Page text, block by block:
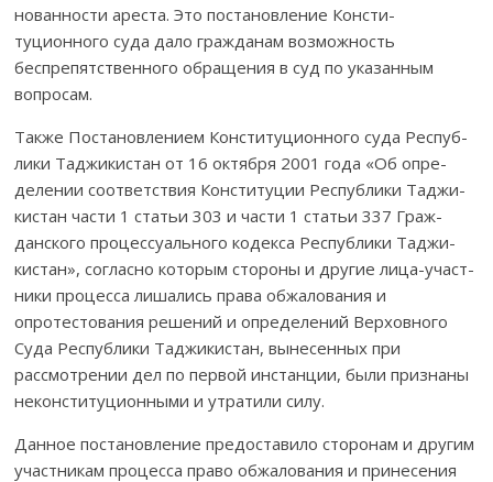
нованности ареста. Это постановление Консти­
туционного су­­да да­ло гражданам возможность
беспрепятственного об­ра­­щения в суд по ука­за­н­ным
вопросам.
Также Постановлением Конституционного суда Рес­пуб­
лики Тад­жи­­кистан от 16 октября 2001 года «Об опре­
делении соответствия Конс­титуции Республики Таджи­
кис­тан части 1 статьи 303 и части 1 статьи 337 Граж­
данского процессуального кодекса Республики Таджи­
кистан», сог­ласно которым стороны и другие лица-участ­
ники процесса лишались пра­ва обжалования и
опротестования решений и оп­ределений Вер­ховного
Суда Республики Таджикистан, вы­­не­­сенных при
рассмотрении дел по первой инстанции, были признаны
неконституционными и ут­ратили силу.
Данное постановление предоставило сторонам и дру­гим
участ­ни­кам процесса право обжалования и принесения